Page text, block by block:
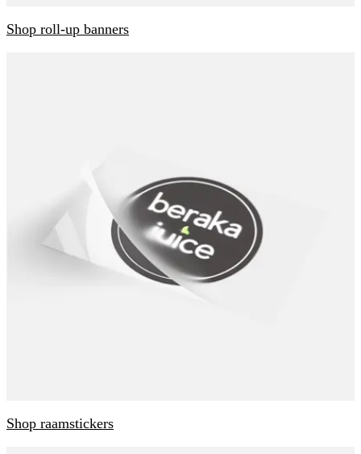
Shop roll-up banners
Shop raamstickers